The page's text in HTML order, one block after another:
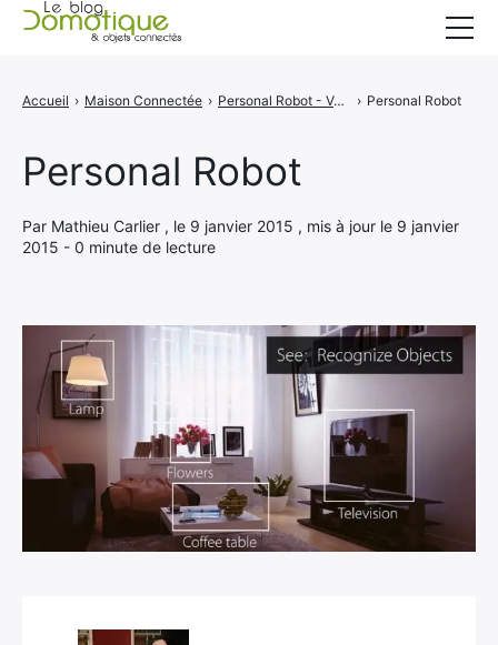
Personal Robot
Par Mathieu Carlier , le 9 janvier 2015 , mis à jour le 9 janvier
2015 - 0 minute de lecture
Accueil › Maison Connectée › Personal Robot - Votre majordome connecté › Personal Robot
A propos
CONTACT